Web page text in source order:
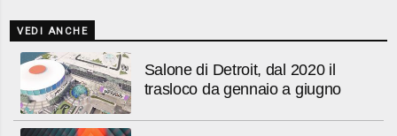
VEDI ANCHE
Salone di Detroit, dal 2020 il
trasloco da gennaio a giugno